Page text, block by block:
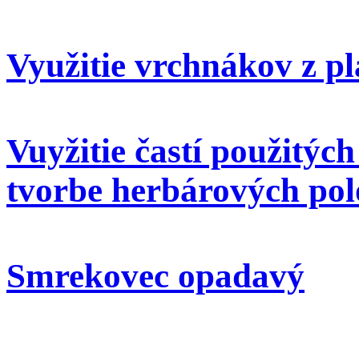
Využitie vrchnákov z
Vuyžitie častí
tvorbe herbárových
Smrekovec opadavý